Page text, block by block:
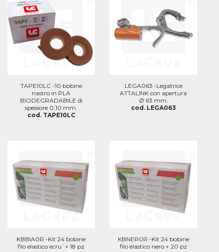
TAPE10LC -10 bobine
nastro in PLA
BIODEGRADABILE di
spessore 0,10 mm.
cod. TAPE10LC
LEGA063 -Legatrice
ATTALINK con apertura
Ø 63 mm.
cod. LEGA063
KBBIA0R -Kit 24 bobine
filo elastico ecru`+ 18 pz
KBNER0R -Kit 24 bobine
filo elastico nero + 20 pz